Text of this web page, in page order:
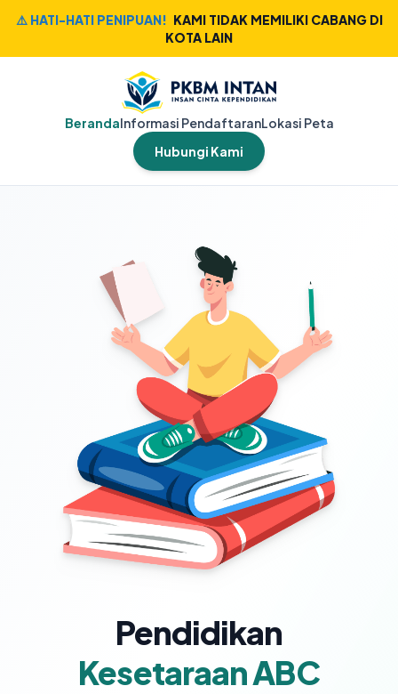
⚠️ HATI-HATI PENIPUAN! KAMI TIDAK MEMILIKI CABANG DI
KOTA LAIN
BerandaInformasi PendaftaranLokasi Peta
Hubungi Kami
Pendidikan
Kesetaraan ABC